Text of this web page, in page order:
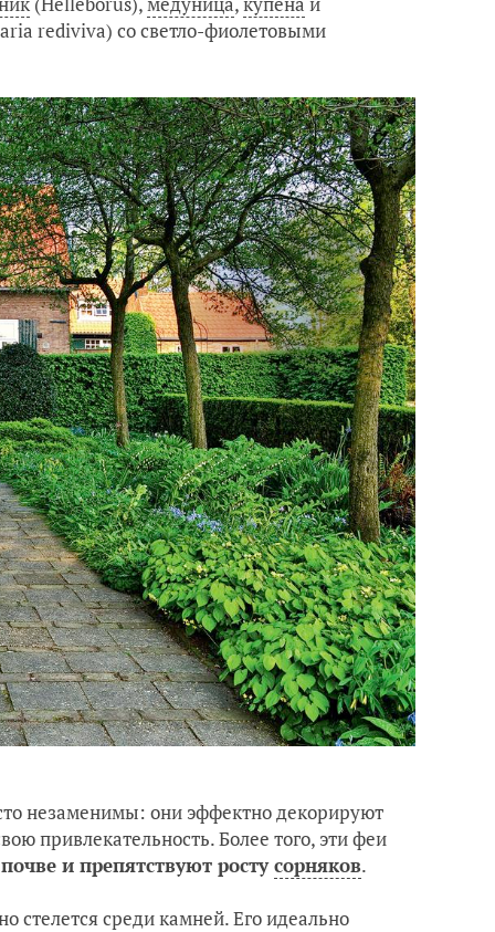
rediviva) со светло-фиолетовыми
незаменимы: они эффектно декорируют
привлекательность. Более того, эти феи
и препятствуют ростусорняков.
стелется среди камней. Его идеально